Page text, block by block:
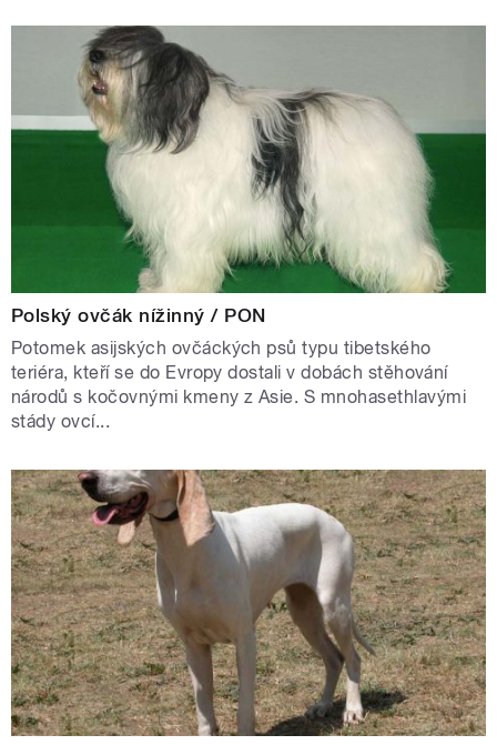
Polský ovčák nížinný / PON
Potomek asijských ovčáckých psů typu tibetského
teriéra, kteří se do Evropy dostali v dobách stěhování
národů s kočovnými kmeny z Asie. S mnohasethlavými
stády ovcí...